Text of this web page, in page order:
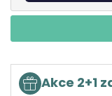
Akce 2+1